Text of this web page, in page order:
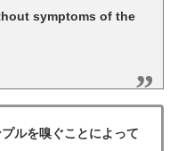
symptoms of the
ルを嗅ぐことによって